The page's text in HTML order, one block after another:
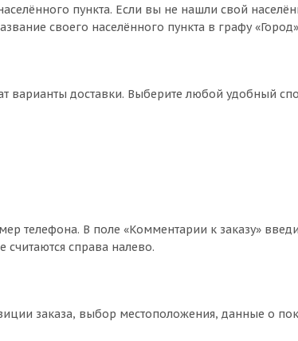
пункта. Если вы не нашли свой
своего населённого пункта в графу
варианты доставки. Выберите любой удобный
телефона. В поле «Комментарии к заказу»
справа налево.
заказа, выбор местоположения, данные о